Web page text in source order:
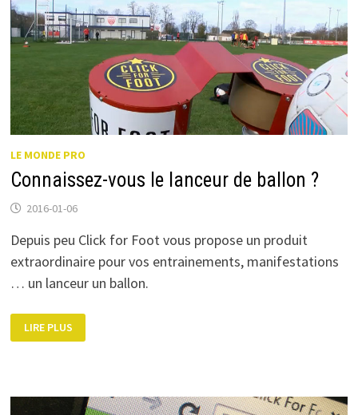
LE MONDE PRO
Connaissez-vous le lanceur de ballon ?
2016-01-06
Depuis peu Click for Foot vous propose un produit
extraordinaire pour vos entrainements, manifestations
… un lanceur un ballon.
VOUS
LE
LIRE PLUS